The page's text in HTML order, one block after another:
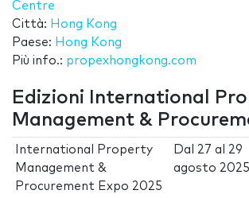
Centre
Città: Hong Kong
Paese: Hong Kong
Più info.: propexhongkong.com
Edizioni International
Management &
International Property
Management &
Procurement Expo 2025
Dal 27 al 29
agosto 2025